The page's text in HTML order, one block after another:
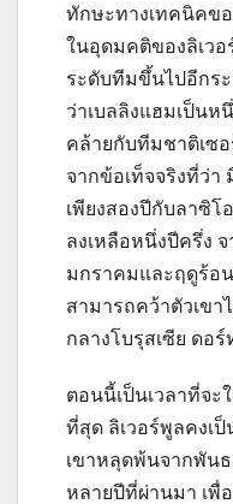
ทักษะทางเทคนิคขอ
ในอุดมคติของลิเว
ระดับทีมขึ้นไปอีกระ
ว่าเบลลิงแฮมเป็นห
คล้ายกับทีมชาติเซ
จากข้อเท็จจริงที่ว่
เพียงสองปีกับลาซิ
ลงเหลือหนึ่งปีครึ่ง
มกราคมและฤดูร้อ
สามารถคว้าตัวเขา
กลางโบรุสเซีย ดอ
ตอนนี้เป็นเวลาที่จะ
ที่สุด ลิเวอร์พูลคงเ
เขาหลุดพ้นจากพัน
หลายปีที่ผ่านมา เ